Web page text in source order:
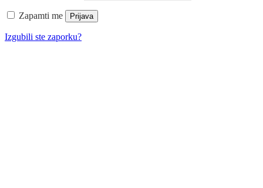
Zapamti me Prijava
Izgubili ste zaporku?